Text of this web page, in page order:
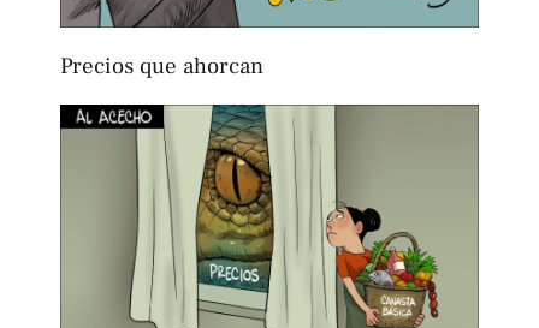
Precios que ahorcan